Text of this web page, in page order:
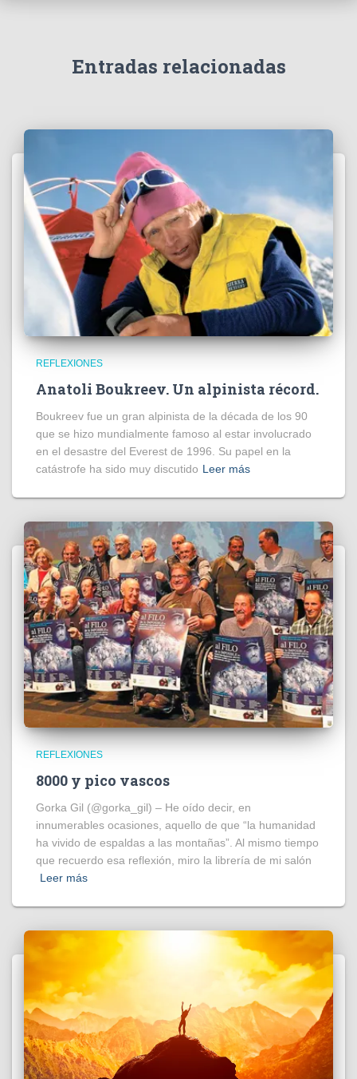
Entradas relacionadas
REFLEXIONES
Anatoli Boukreev. Un alpinista récord.
Boukreev fue un gran alpinista de la década de los 90
que se hizo mundialmente famoso al estar involucrado
en el desastre del Everest de 1996. Su papel en la
catástrofe ha sido muy discutido Leer más
REFLEXIONES
8000 y pico vascos
Gorka Gil (@gorka_gil) – He oído decir, en
innumerables ocasiones, aquello de que “la humanidad
ha vivido de espaldas a las montañas”. Al mismo tiempo
que recuerdo esa reflexión, miro la librería de mi salón
Leer más